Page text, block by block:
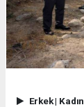
Erkek| Kadın